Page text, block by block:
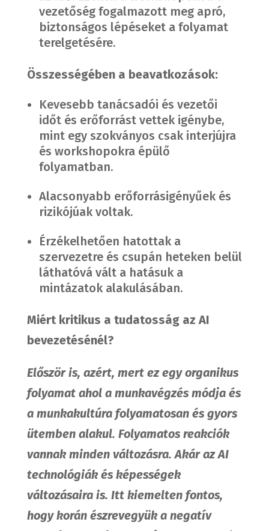
vezetőség fogalmazott meg apró,
biztonságos lépéseket a folyamat
terelgetésére.
Összességében a beavatkozások:
Kevesebb tanácsadói és vezetői
időt és erőforrást vettek igénybe,
mint egy szokványos csak interjújra
és workshopokra épülő
folyamatban.
Alacsonyabb erőforrásigényűek és
rizikójúak voltak.
Érzékelhetően hatottak a
szervezetre és csupán heteken belül
láthatóvá vált a hatásuk a
mintázatok alakulásában.
Miért kritikus a tudatosság az AI
bevezetésénél?
Először is, azért, mert ez egy organikus
folyamat ahol a munkavégzés módja és
a munkakultúra folyamatosan és gyors
ütemben alakul. Folyamatos reakciók
vannak minden változásra. Akár az AI
technológiák és képességek
változásaira is. Itt kiemelten fontos,
hogy korán észrevegyük a negatív